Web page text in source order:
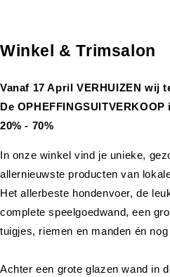
Winkel & Trimsalon
Vanaf 17 April VERHUIZEN wij
De
20% - 70%
In onze winkel vind je unieke,
allernieuwste producten van
Het allerbeste hondenvoer, de
complete speelgoedwand, een
tuigjes, riemen en manden én
Achter een grote glazen wand in